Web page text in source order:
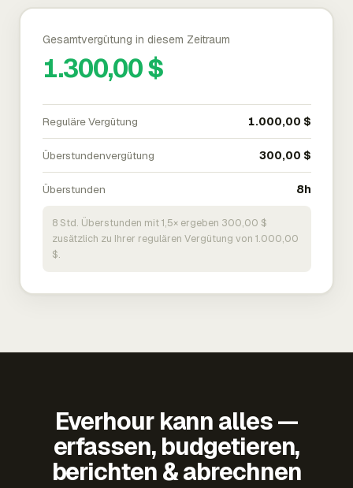
Gesamtvergütung in diesem Zeitraum
1.300,00 $
Reguläre Vergütung 1.000,00 $
Überstundenvergütung 300,00 $
Überstunden 8h
8 Std. Überstunden mit 1,5× ergeben 300,00 $
zusätzlich zu Ihrer regulären Vergütung von 1.000,00
$.
Everhour kann alles —
erfassen, budgetieren,
berichten & abrechnen